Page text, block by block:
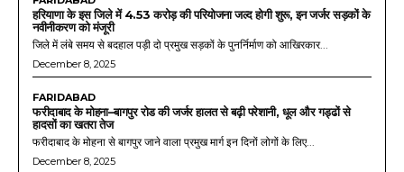
हरियाणा के इस जिले में 4.53 करोड़ की परियोजना जल्द होगी शुरू, इन जर्जर सड़कों के
नवीनीकरण को मंजूरी
जिले में लंबे समय से बदहाल पड़ी दो प्रमुख सड़कों के पुनर्निर्माण को आखिरकार...
December 8, 2025
FARIDABAD
फरीदाबाद के मोहना–बागपुर रोड की जर्जर हालत से बढ़ी परेशानी, धूल और गड्ढों से
हादसों का खतरा तेज
फरीदाबाद के मोहना से बागपुर जाने वाला प्रमुख मार्ग इन दिनों लोगों के लिए...
December 8, 2025